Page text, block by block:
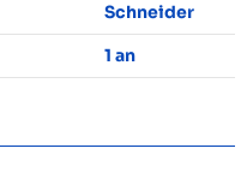
Schneider
1 an